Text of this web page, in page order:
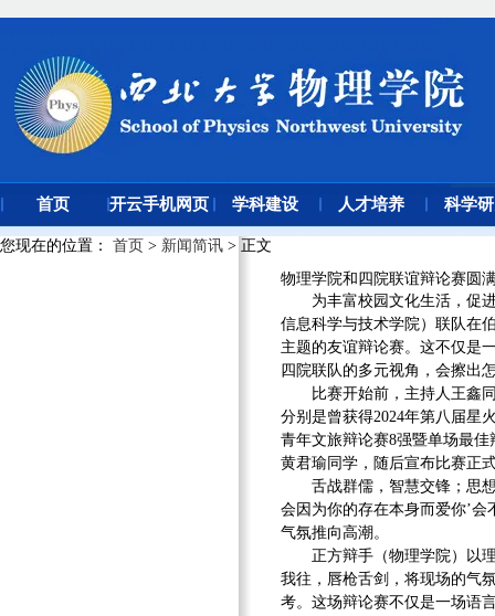
物理学院和四院联谊辩论赛圆
为丰富校园文化生活，促
信息科学与技术学院）联队在
主题的友谊辩论赛。这不仅是
四院联队的多元视角，会擦出
比赛开始前，主持人王鑫
分别是曾获得2024年第八届星
青年文旅辩论赛8强暨单场最
黄君瑜同学，随后宣布比赛正
舌战群儒，智慧交锋；思
会因为你的存在本身而爱你’
气氛推向高潮。
正方辩手（物理学院）以
我往，唇枪舌剑，将现场的气
考。这场辩论赛不仅是一场语
您现在的位置 ： 首页 > 新闻简讯 > 正文
首页 开云手机网页
版登录入口
学科建设 人才培养 科学